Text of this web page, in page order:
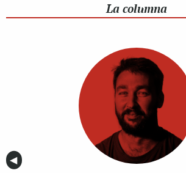
La columna
Anterior
◀︎